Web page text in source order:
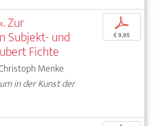
Zur
Subjekt- und
Fichte
Menke
in der Kunst der
p
€ 9,95